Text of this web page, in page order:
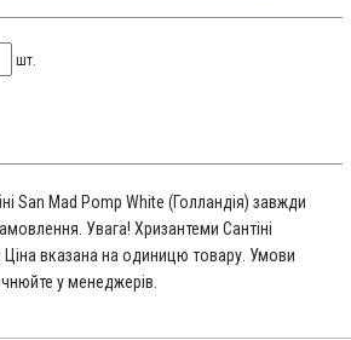
шт.
San Mad Pomp White (Голландія) завжди
Увага! Хризантеми Сантіні
вказана на одиницю товару. Умови
у менеджерів.